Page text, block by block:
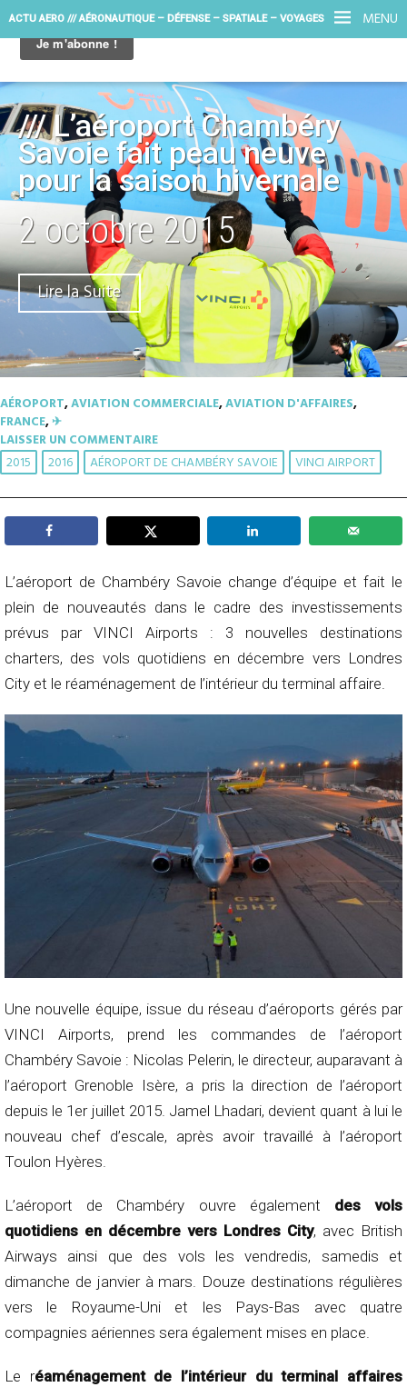
MENU
ACTU AERO /// AÉRONAUTIQUE – DÉFENSE – SPATIALE – VOYAGES
/// L’aéroport Chambéry
Savoie fait peau neuve
pour la saison hivernale
2 octobre 2015
Lire la Suite
AÉROPORT,AVIATION COMMERCIALE,AVIATION D'AFFAIRES,
FRANCE,✈︎
LAISSER UN COMMENTAIRE
2015 2016 AÉROPORT DE CHAMBÉRY SAVOIE VINCI AIRPORT
L’aéroport de Chambéry Savoie change d’équipe et fait le
plein de nouveautés dans le cadre des investissements
prévus par VINCI Airports : 3 nouvelles destinations
charters, des vols quotidiens en décembre vers Londres
City et le réaménagement de l’intérieur du terminal affaire.
Une nouvelle équipe, issue du réseau d’aéroports gérés par
VINCI Airports, prend les commandes de l’aéroport
Chambéry Savoie : Nicolas Pelerin, le directeur, auparavant à
l’aéroport Grenoble Isère, a pris la direction de l’aéroport
depuis le 1er juillet 2015. Jamel Lhadari, devient quant à lui le
nouveau chef d’escale, après avoir travaillé à l’aéroport
Toulon Hyères.
L’aéroport de Chambéry ouvre également des vols
quotidiens en décembre vers Londres City, avec British
Airways ainsi que des vols les vendredis, samedis et
dimanche de janvier à mars. Douze destinations régulières
vers le Royaume-Uni et les Pays-Bas avec quatre
compagnies aériennes sera également mises en place.
Le réaménagement de l’intérieur du terminal affaires